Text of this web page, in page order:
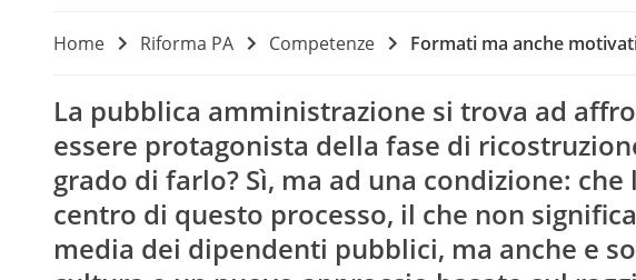
Home Riforma PA Competenze Formati ma anche
La pubblica amministrazione si trova ad
essere protagonista della fase di
grado di farlo? Sì, ma ad una condizione:
centro di questo processo, il che non
media dei dipendenti pubblici, ma anche e